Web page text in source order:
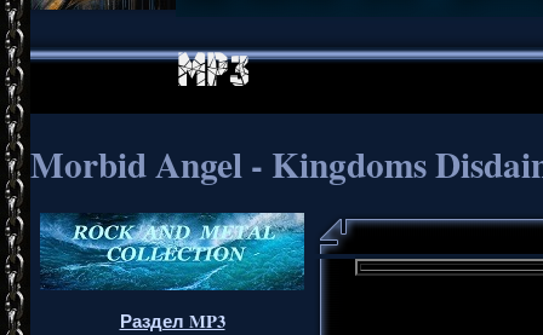
Morbid Angel - Kingdoms
Раздел MP3